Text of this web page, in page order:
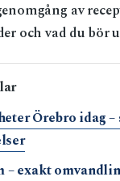
av
och vad du bör
Örebro idag –
– exakt